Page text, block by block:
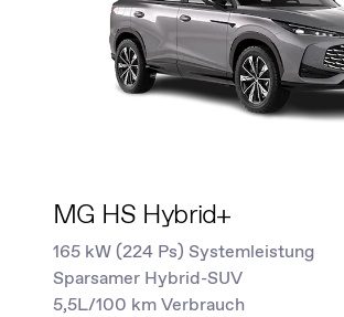
MG HS Hybrid+
165 kW (224 Ps) Systemleistung
Sparsamer Hybrid-SUV
5,5L/100 km Verbrauch